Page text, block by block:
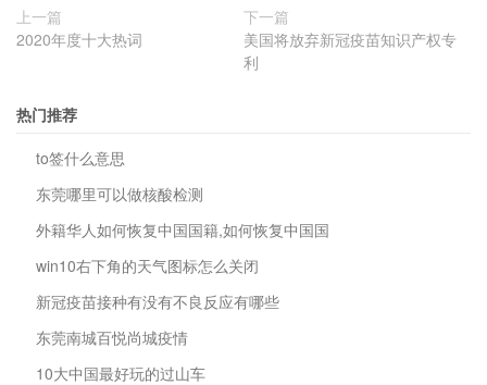
上一篇
2020年度十大热词
下一篇
美国将放弃新冠疫苗知识产权专
利
热门推荐
to签什么意思
东莞哪里可以做核酸检测
外籍华人如何恢复中国国籍,如何恢复中国国
win10右下角的天气图标怎么关闭
新冠疫苗接种有没有不良反应有哪些
东莞南城百悦尚城疫情
10大中国最好玩的过山车